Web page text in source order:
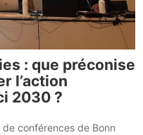
: que préconise
l’action
2030 ?
conférences de Bonn